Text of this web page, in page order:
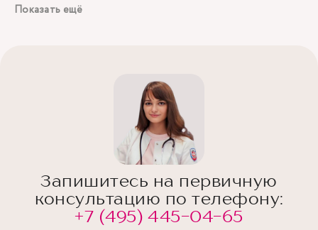
Показать ещё
Запишитесь на первичную
консультацию по телефону:
+7 (495) 445-04-65